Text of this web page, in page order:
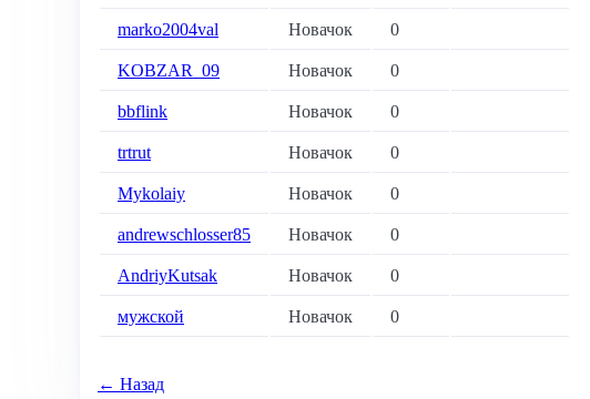
marko2004val Новачок 0
KOBZAR_09 Новачок 0
bbflink Новачок 0
trtrut Новачок 0
Mykolaiy Новачок 0
andrewschlosser85 Новачок 0
AndriyKutsak Новачок 0
мужской Новачок 0
← Назад